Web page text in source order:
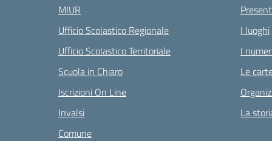
MIUR
Ufficio Scolastico Regionale
Ufficio Scolastico Territoriale
Scuola in Chiaro
Iscrizioni On Line
Invalsi
Comune
I luoghi
I
Le
La